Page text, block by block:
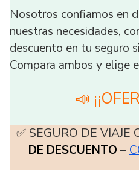
Nosotros confiamos en
nuestras necesidades,
descuento en tu seguro
Compara ambos y elige
📣
✅ SEGURO DE VIAJE
DE DESCUENTO –